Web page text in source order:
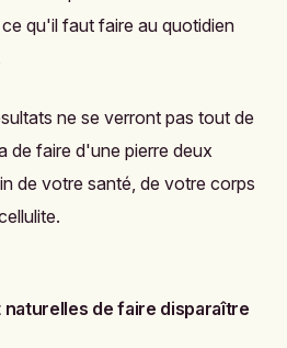
qu'il faut faire au quotidien
ne se verront pas tout de
de faire d'une pierre deux
de votre santé, de votre corps
de faire disparaître